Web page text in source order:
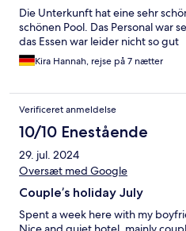
Die Unterkunft hat eine sehr
schönen Pool. Das Personal war
das Essen war leider nicht so gut
Kira Hannah, rejse på 7 nætter
Verificeret anmeldelse
10/10 Enestående
29. jul. 2024
Oversæt med Google
Couple’s holiday July
Spent a week here with my